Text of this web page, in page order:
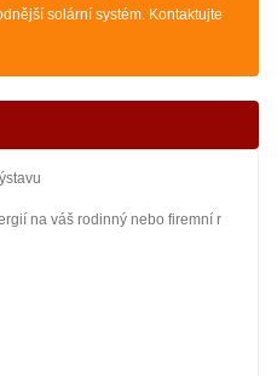
solární systém. Kontaktujte
na váš rodinný nebo firemní